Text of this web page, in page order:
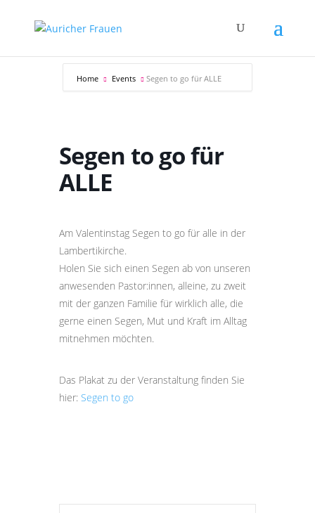
Home Events Segen to go für ALLE
Segen to go für
ALLE
Am Valentinstag Segen to go für alle in der
Lambertikirche.
Holen Sie sich einen Segen ab von unseren
anwesenden Pastor:innen, alleine, zu zweit
mit der ganzen Familie für wirklich alle, die
gerne einen Segen, Mut und Kraft im Alltag
mitnehmen möchten.
Das Plakat zu der Veranstaltung finden Sie
hier: Segen to go